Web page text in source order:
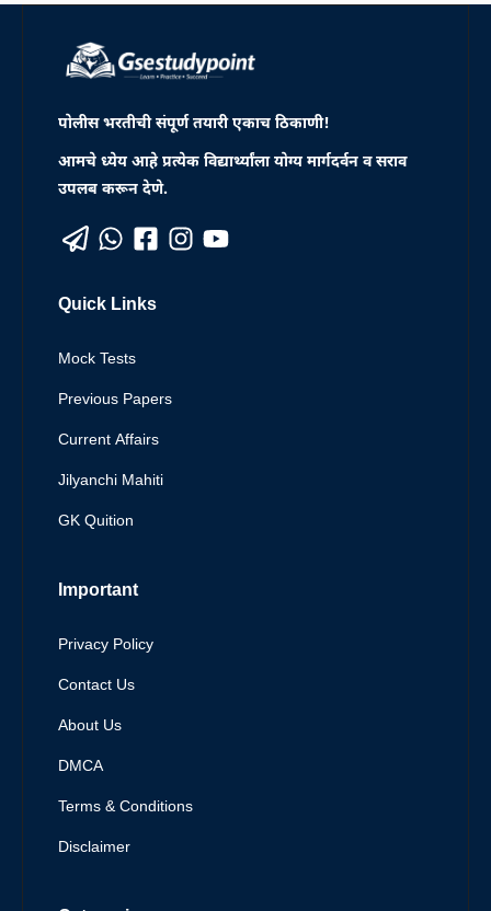
पोलीस भरतीची संपूर्ण तयारी एकाच ठिकाणी!
आमचे ध्येय आहे प्रत्येक विद्यार्थ्यांला योग्य मार्गदर्वन व सराव
उपलब करून देणे.
Quick Links
Mock Tests
Previous Papers
Current Affairs
Jilyanchi Mahiti
GK Quition
Important
Privacy Policy
Contact Us
About Us
DMCA
Terms & Conditions
Disclaimer